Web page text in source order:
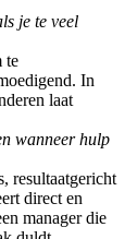
je te veel
te
In
laat
wanneer hulp
resultaatgericht
direct en
manager die